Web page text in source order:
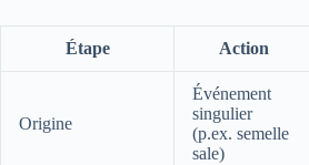
Étape Action
Origine
Événement
singulier
(p.ex. semelle
sale)